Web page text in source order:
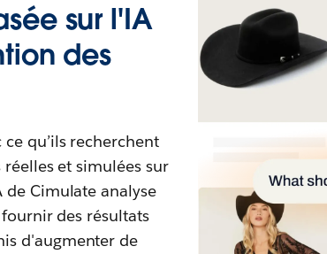
sur l'IA
des
qu’ils recherchent
et simulées sur
de Cimulate analyse
des résultats
d'augmenter de